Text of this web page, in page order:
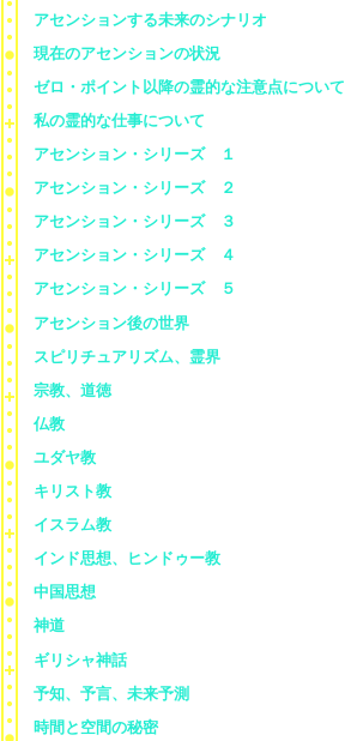
アセンションする未来のシナリオ
現在のアセンションの状況
ゼロ・ポイント以降の霊的な注意点について
私の霊的な仕事について
アセンション・シリーズ １
アセンション・シリーズ ２
アセンション・シリーズ ３
アセンション・シリーズ ４
アセンション・シリーズ ５
アセンション後の世界
スピリチュアリズム、霊界
宗教、道徳
仏教
ユダヤ教
キリスト教
イスラム教
インド思想、ヒンドゥー教
中国思想
神道
ギリシャ神話
予知、予言、未来予測
時間と空間の秘密